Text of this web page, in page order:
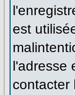
est
l'adresse
contacter